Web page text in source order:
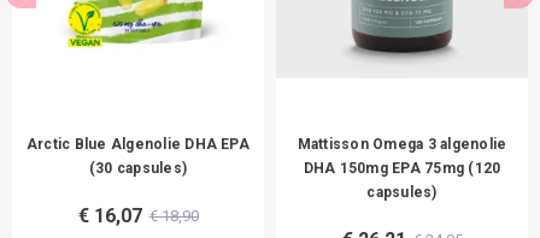
Arctic Blue Algenolie DHA EPA
(30 capsules)
€ 16,07 € 18,90
Mattisson Omega 3 algenolie
DHA 150mg EPA 75mg (120
capsules)